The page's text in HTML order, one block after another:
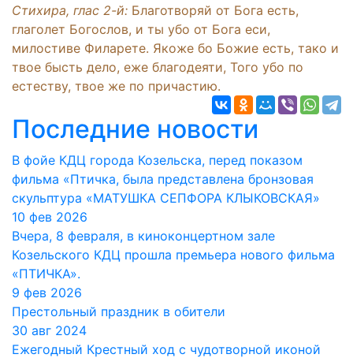
Стихира, глас 2-й: Благотворяй от Бога есть,
глаголет Богослов, и ты убо от Бога еси,
милостиве Филарете. Якоже бо Божие есть, тако и
твое бысть дело, еже благодеяти, Того убо по
естеству, твое же по причастию.
Последние новости
В фойе КДЦ города Козельска, перед показом
фильма «Птичка, была представлена бронзовая
скульптура «МАТУШКА СЕПФОРА КЛЫКОВСКАЯ»
10 фев 2026
Вчера, 8 февраля, в киноконцертном зале
Козельского КДЦ прошла премьера нового фильма
«ПТИЧКА».
9 фев 2026
Престольный праздник в обители
30 авг 2024
Ежегодный Крестный ход с чудотворной иконой